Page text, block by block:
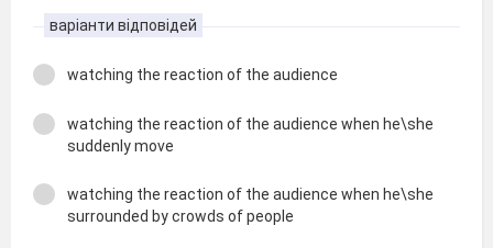
варіанти відповідей
watching the reaction of the audience
watching the reaction of the audience when he\she
suddenly move
watching the reaction of the audience when he\she
surrounded by crowds of people